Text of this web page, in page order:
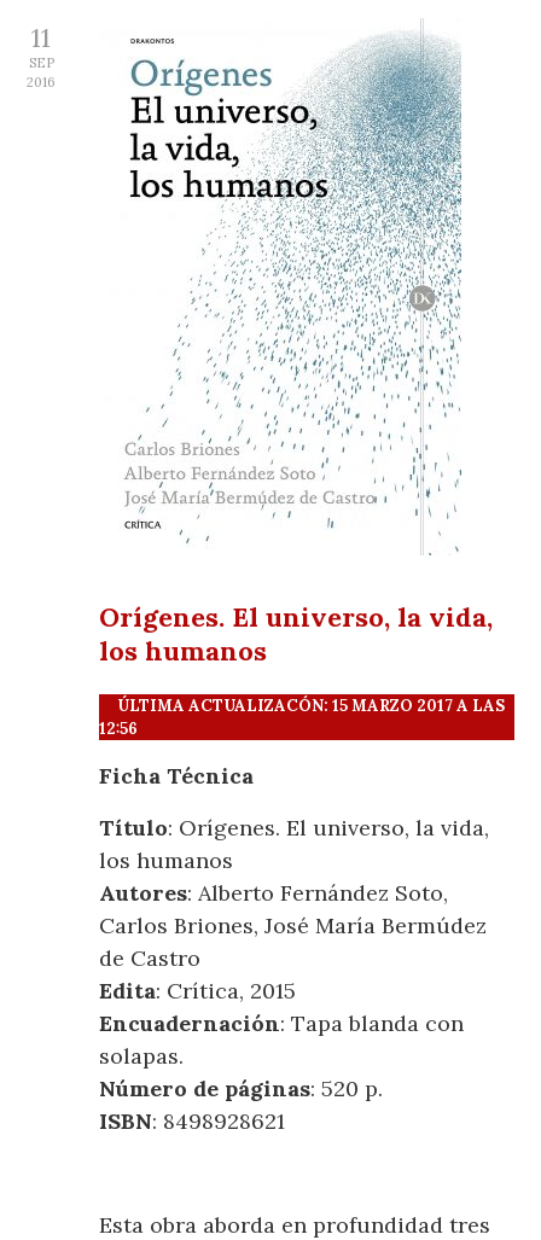
11
SEP
2016
Orígenes. El universo, la vida,
los humanos
ÚLTIMA ACTUALIZACÓN: 15 MARZO 2017 A LAS
12:56
Ficha Técnica
Título: Orígenes. El universo, la vida,
los humanos
Autores: Alberto Fernández Soto,
Carlos Briones, José María Bermúdez
de Castro
Edita: Crítica, 2015
Encuadernación: Tapa blanda con
solapas.
Número de páginas: 520 p.
ISBN: 8498928621
Esta obra aborda en profundidad tres